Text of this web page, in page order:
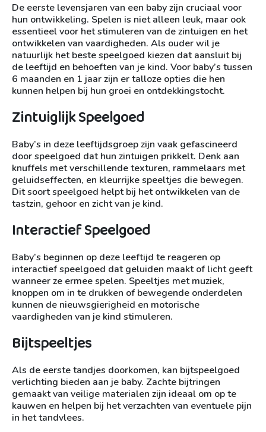
De eerste levensjaren van een baby zijn cruciaal voor
hun ontwikkeling. Spelen is niet alleen leuk, maar ook
essentieel voor het stimuleren van de zintuigen en het
ontwikkelen van vaardigheden. Als ouder wil je
natuurlijk het beste speelgoed kiezen dat aansluit bij
de leeftijd en behoeften van je kind. Voor baby’s tussen
6 maanden en 1 jaar zijn er talloze opties die hen
kunnen helpen bij hun groei en ontdekkingstocht.
Zintuiglijk Speelgoed
Baby’s in deze leeftijdsgroep zijn vaak gefascineerd
door speelgoed dat hun zintuigen prikkelt. Denk aan
knuffels met verschillende texturen, rammelaars met
geluidseffecten, en kleurrijke speeltjes die bewegen.
Dit soort speelgoed helpt bij het ontwikkelen van de
tastzin, gehoor en zicht van je kind.
Interactief Speelgoed
Baby’s beginnen op deze leeftijd te reageren op
interactief speelgoed dat geluiden maakt of licht geeft
wanneer ze ermee spelen. Speeltjes met muziek,
knoppen om in te drukken of bewegende onderdelen
kunnen de nieuwsgierigheid en motorische
vaardigheden van je kind stimuleren.
Bijtspeeltjes
Als de eerste tandjes doorkomen, kan bijtspeelgoed
verlichting bieden aan je baby. Zachte bijtringen
gemaakt van veilige materialen zijn ideaal om op te
kauwen en helpen bij het verzachten van eventuele pijn
in het tandvlees.